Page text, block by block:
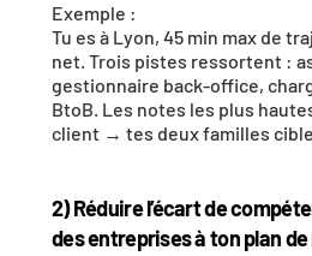
Exemple :
Tu es à Lyon, 45 min max de
net. Trois pistes ressortent :
gestionnaire back-office,
BtoB. Les notes les plus
client → tes deux familles
2) Réduire l’écart de
des entreprises à ton plan